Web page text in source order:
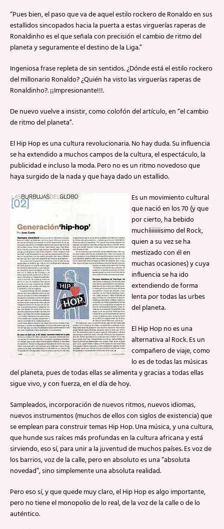
“Pues bien, el paso que va de aquel estilo rockero de Ronaldo en sus
estallidos sincopados hacia la puerta a estas virguerías raperas de
Ronaldinho es el que señala con precisión el cambio de ritmo del
planeta y seguramente el destino de la Liga.”
Ingeniosa frase repleta de sin sentidos. ¿Dónde está el estilo rockero
del millonario Ronaldo? ¿Quién ha visto las virguerías raperas de
Ronaldinho?. ¡¡Impresionante!!!.
De nuevo vuelve a insistir, como colofón del artículo, en “el cambio
de ritmo del planeta”.
El Hip Hop es una cultura revolucionaria. No hay duda. Su influencia
se ha extendido a muchos campos de la cultura, el espectáculo, la
publicidad e incluso la moda. Pero no es un ritmo novedoso que
haya surgido de la nada y que haya dado un estallido.
Es un movimiento cultural
que nació en los 70 (y que
por cierto, ha bebido
muchíiiiiiiisimo del Rock,
quien a su vez se ha
mestizado con él en
muchas ocasiones) y cuya
influencia se ha ido
extendiendo de forma
lenta por todas las urbes
del planeta.
El Hip Hop no es una
alternativa al Rock. Es un
compañero de viaje, como
lo es de todas las músicas
del planeta, pues de todas ellas se alimenta y gracias a todas ellas
sigue vivo, y con fuerza, en el día de hoy.
Sampleados, incorporación de nuevos ritmos, nuevos idiomas,
nuevos instrumentos (muchos de ellos con siglos de existencia) que
se emplean para construir temas Hip Hop. Una música, y una cultura,
que hunde sus raíces más profundas en la cultura africana y está
sirviendo, eso sí, para unir a la juventud de muchos países. Es voz de
los barrios, voz de la calle, pero en absoluto es una “absoluta
novedad”, sino simplemente una absoluta realidad.
Pero eso sí, y que quede muy claro, el Hip Hop es algo importante,
pero no tiene el monopolio de lo real, de la voz de la calle o de lo
auténtico.